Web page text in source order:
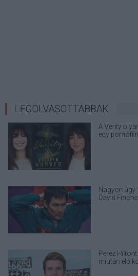
LEGOLVASOTTABBAK
A Verity
egy
Nagyon úgy
David
Perez
miután élő